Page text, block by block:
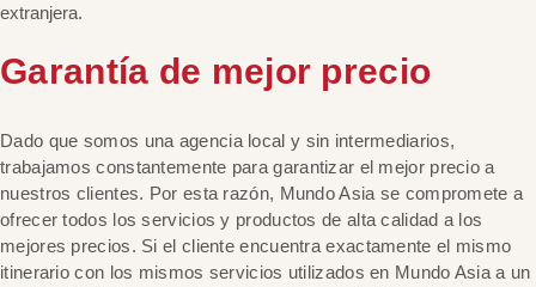
extranjera.
Garantía de mejor precio
Dado que somos una agencia local y sin intermediarios,
trabajamos constantemente para garantizar el mejor precio a
nuestros clientes. Por esta razón, Mundo Asia se compromete a
ofrecer todos los servicios y productos de alta calidad a los
mejores precios. Si el cliente encuentra exactamente el mismo
itinerario con los mismos servicios utilizados en Mundo Asia a un